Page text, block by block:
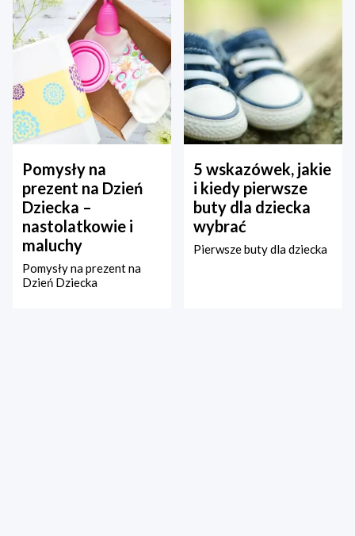
Pomysły na
prezent na Dzień
Dziecka –
nastolatkowie i
maluchy
Pomysły na prezent na
Dzień Dziecka
5 wskazówek, jakie
i kiedy pierwsze
buty dla dziecka
wybrać
Pierwsze buty dla dziecka